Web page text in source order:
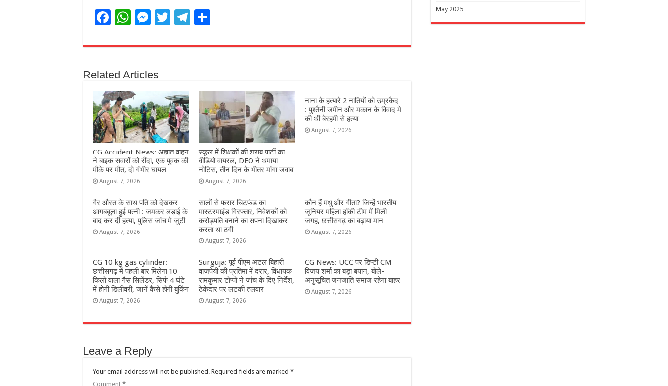
F
c
e
b
o
o
k
W
at
s
A
p
p
M
ss
n
g
e
r
T
itt
T
e
m
ar
Related Articles
CG Accident News: अज्ञात वाहन
ने बाइक सवारों को रौंदा, एक युवक की
मौके पर मौत, दो गंभीर घायल
August 7, 2026
स्कूल में शिक्षकों की शराब पार्टी का
वीडियो वायरल, DEO ने थमाया
नोटिस, तीन दिन के भीतर मांगा जवाब
August 7, 2026
नाना के हत्यारे 2 नातियों को उम्रकैद
: पुश्तैनी जमीन और मकान के विवाद मे
की थी बेरहमी से हत्या
August 7, 2026
गैर औरत के साथ पति को देखकर
आगबबूला हुई पत्नी : जमकर लड़ाई के
बाद कर दी हत्या, पुलिस जांच मे जुटी
August 7, 2026
सालों से फरार चिटफंड का
मास्टरमाइंड गिरफ्तार, निवेशकों को
करोड़पति बनाने का सपना दिखाकर
करता था ठगी
August 7, 2026
कौन हैं मधु और गीता? जिन्हें भारतीय
जूनियर महिला हॉकी टीम में मिली
जगह, छत्तीसगढ़ का बढ़ाया मान
August 7, 2026
CG 10 kg gas cylinder:
छत्तीसगढ़ में पहली बार मिलेगा 10
किलो वाला गैस सिलेंडर, सिर्फ 4 घंटे
में होगी डिलीवरी, जानें कैसे होगी बुकिंग
August 7, 2026
Surguja: पूर्व पीएम अटल बिहारी
वाजपेयी की प्रतिमा में दरार, विधायक
रामकुमार टोप्पो ने जांच के दिए निर्देश,
ठेकेदार पर लटकी तलवार
August 7, 2026
CG News: UCC पर डिप्टी CM
विजय शर्मा का बड़ा बयान, बोले-
अनुसूचित जनजाति समाज रहेगा बाहर
August 7, 2026
Leave a Reply
Your email address will not be published. Required fields are marked *
Comment *
May 2025